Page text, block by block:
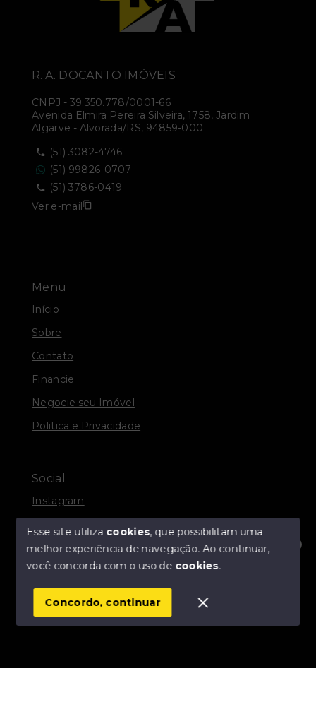
Menu
Início
Sobre
Contato
Financie
Negocie seu Imóvel
Politica e Privacidade
Social
Instagram
SITE PARA IMOBILIARIA
R. A. DOCANTO IMÓVEIS
CNPJ - 39.350.778/0001-66
Avenida Elmira Pereira Silveira, 1758, Jardim
Algarve - Alvorada/RS, 94859-000
(51) 3082-4746
(51) 99826-0707
(51) 3786-0419
Ver e-mail
Olá! Estamos disponíveis para te ajudar.
Esse site utiliza cookies, que possibilitam uma
melhor experiência de navegação.Ao continuar,
você concorda com o uso de cookies.
Concordo, continuar